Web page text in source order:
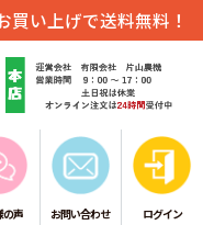
買い上げで送料無料！
の声 お問い合わせ ログイン